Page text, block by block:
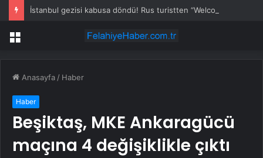
Menü
Anasayfa / Haber
Haber
Beşiktaş, MKE Ankaragücü
maçına 4 değişiklikle çıktı